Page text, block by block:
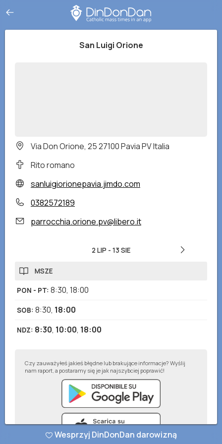
San Luigi Orione
Via Don Orione, 25 27100 Pavia PV Italia
Rito romano
sanluigiorionepavia.jimdo.com
0382572189
parrocchia.orione.pv@libero.it
2 LIP - 13 SIE
MSZE
PON - PT: 8:30, 18:00
SOB: 8:30, 18:00
NDZ: 8:30, 10:00, 18:00
Czy zauważyłeś jakieś błędne lub brakujące informacje? Wyślij
nam raport, a postaramy się je jak najszybciej poprawić!
Wesprzyj DinDonDan darowizną